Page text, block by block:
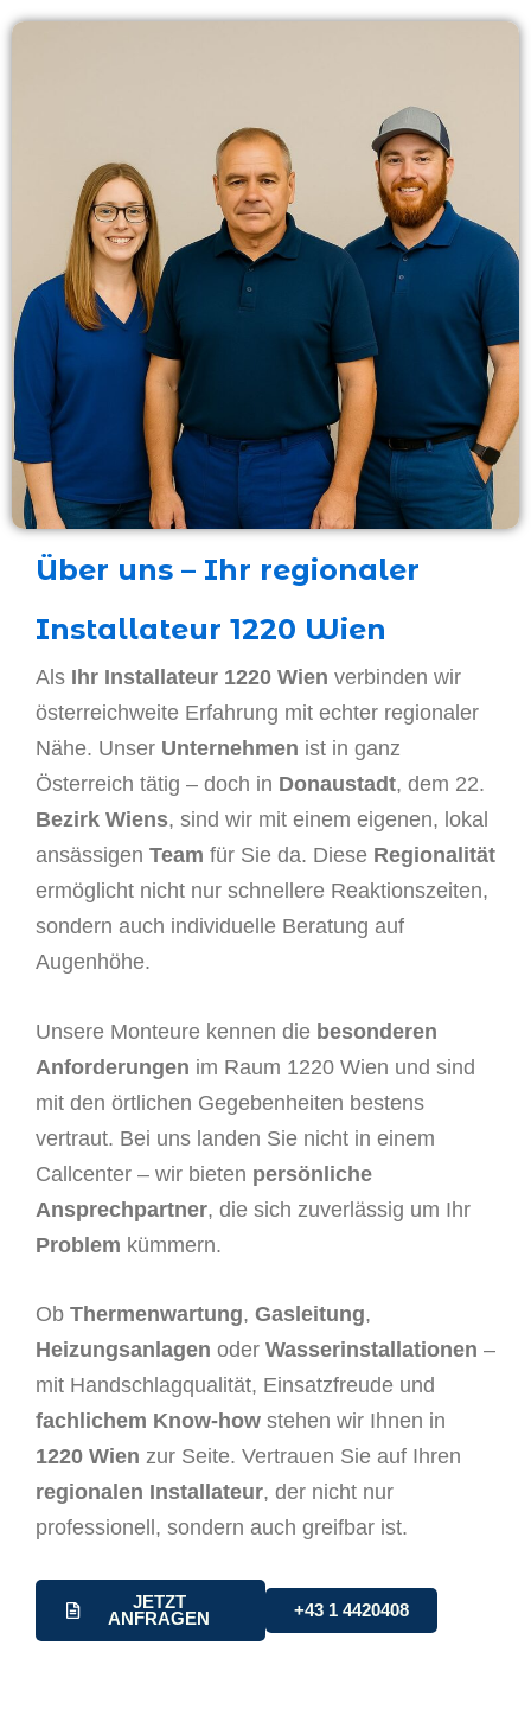
Über uns – Ihr regionaler
Installateur 1220 Wien
Als Ihr Installateur 1220 Wien verbinden wir
österreichweite Erfahrung mit echter regionaler
Nähe. Unser Unternehmen ist in ganz
Österreich tätig – doch in Donaustadt, dem 22.
Bezirk Wiens, sind wir mit einem eigenen, lokal
ansässigen Team für Sie da. Diese Regionalität
ermöglicht nicht nur schnellere Reaktionszeiten,
sondern auch individuelle Beratung auf
Augenhöhe.
Unsere Monteure kennen die besonderen
Anforderungen im Raum 1220 Wien und sind
mit den örtlichen Gegebenheiten bestens
vertraut. Bei uns landen Sie nicht in einem
Callcenter – wir bieten persönliche
Ansprechpartner, die sich zuverlässig um Ihr
Problem kümmern.
Ob Thermenwartung, Gasleitung,
Heizungsanlagen oder Wasserinstallationen –
mit Handschlagqualität, Einsatzfreude und
fachlichem Know-how stehen wir Ihnen in
1220 Wien zur Seite. Vertrauen Sie auf Ihren
regionalen Installateur, der nicht nur
professionell, sondern auch greifbar ist.
JETZT
ANFRAGEN
+43 1 4420408